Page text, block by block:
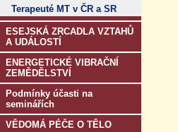
Terapeuté MT v ČR a SR
ESEJSKÁ ZRCADLA VZTAHŮ
A UDÁLOSTÍ
ENERGETICKÉ VIBRAČNÍ
ZEMĚDĚLSTVÍ
Podmínky účasti na
seminářích
VĚDOMÁ PÉČE O TĚLO